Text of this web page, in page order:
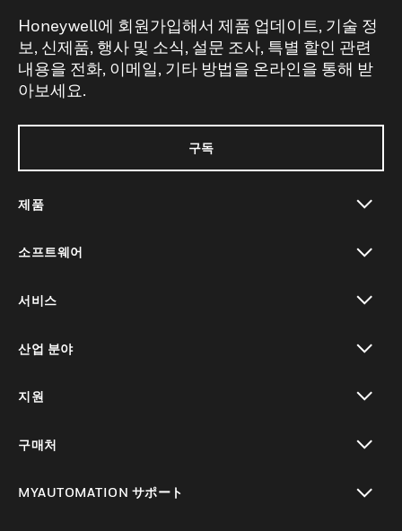
Honeywell에 회원가입해서 제품 업데이트, 기술 정
보, 신제품, 행사 및 소식, 설문 조사, 특별 할인 관련
내용을 전화, 이메일, 기타 방법을 온라인을 통해 받
아보세요.
구독
제품
소프트웨어
서비스
산업 분야
지원
구매처
MYAUTOMATION サポート